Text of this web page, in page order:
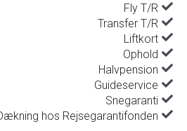
Fly T/R
Transfer T/R
Liftkort
Ophold
Halvpension
Guideservice
Snegaranti
hos Rejsegarantifonden